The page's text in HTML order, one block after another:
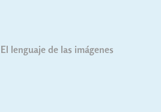
El lenguaje de las imágenes